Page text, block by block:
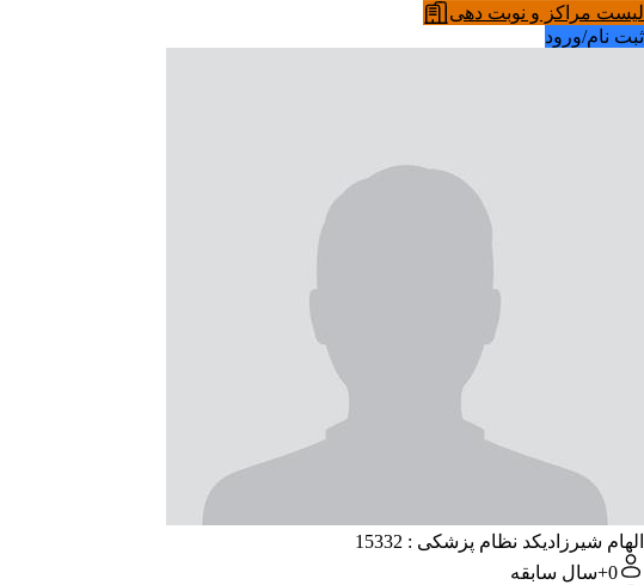
لیست مراکز و نوبت دهی
ثبت نام/ورود
الهام شیرزادیکد نظام پزشکی : 15332
0+ سال سابقه